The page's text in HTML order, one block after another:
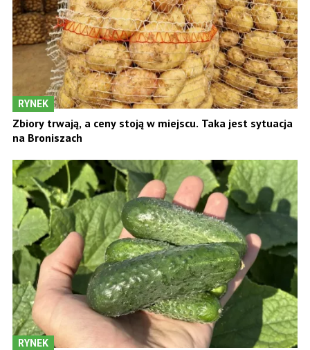
RYNEK
Zbiory trwają, a ceny stoją w miejscu. Taka jest sytuacja
na Broniszach
RYNEK